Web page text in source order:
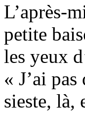
L’après-
petite
les yeux
« J’ai
sieste, là,